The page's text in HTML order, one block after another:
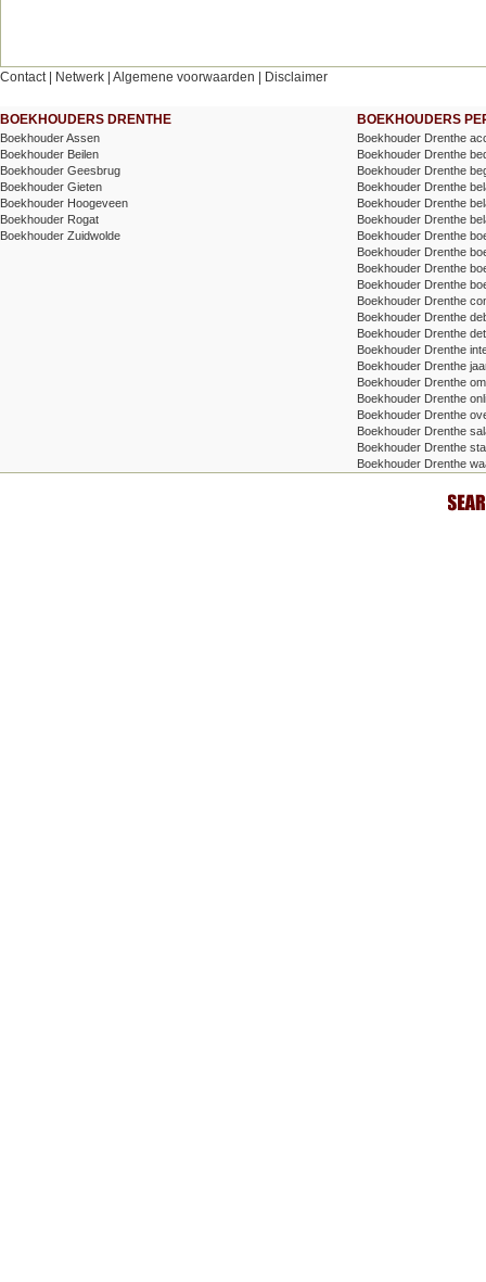
Contact| Netwerk Algemene voorwaarden Disclaimer
BOEKHOUDERS DRENTHE
Boekhouder Assen
Boekhouder Beilen
Boekhouder Geesbrug
Boekhouder Gieten
Boekhouder Hoogeveen
Boekhouder Rogat
Boekhouder Zuidwolde
BOEKHOUDERS
Boekhouder Drenthe
Boekhouder Drenthe
Boekhouder Drenthe
Boekhouder Drenthe
Boekhouder Drenthe
Boekhouder Drenthe
Boekhouder Drenthe
Boekhouder Drenthe
Boekhouder Drenthe
Boekhouder Drenthe
Boekhouder Drenthe
Boekhouder Drenthe
Boekhouder Drenthe
Boekhouder Drenthe
Boekhouder Drenthe
Boekhouder Drenthe
Boekhouder Drenthe
Boekhouder Drenthe
Boekhouder Drenthe
Boekhouder Drenthe
Boekhouder Drenthe